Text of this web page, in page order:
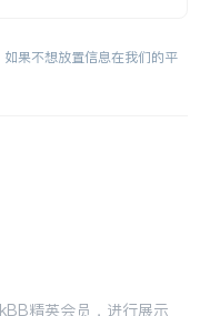
如果不想放置信息在我们的平
精英会员，进行展示